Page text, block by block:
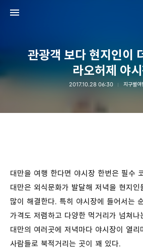
관광객 보다 현지인이
라오허제 야
2017.10.28 06:30 지구별
대만을 여행 한다면 야시장 한번은 필수
대만은 외식문화가 발달해 저녁을 현지인
많이 해결한다. 특히 야시장에 들어서는
가격도 저렴하고 다양한 먹거리가 넘쳐나
대만의 여러곳에 저녁마다 야시장이 열리
사람들로 북적거리는 곳이 꽤 있다.
Raycat :